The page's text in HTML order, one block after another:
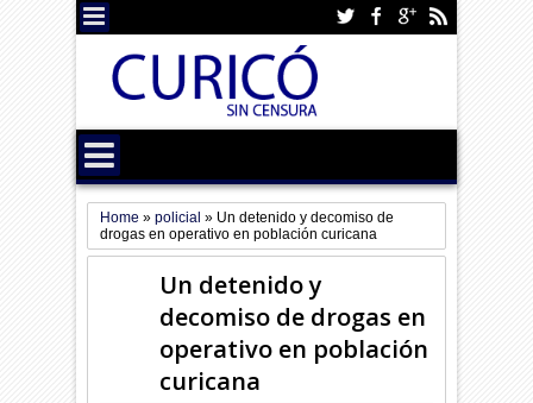
Home »policial » Un detenido y decomiso de
drogas en operativo en población curicana
Un detenido y
decomiso de drogas en
operativo en población
curicana